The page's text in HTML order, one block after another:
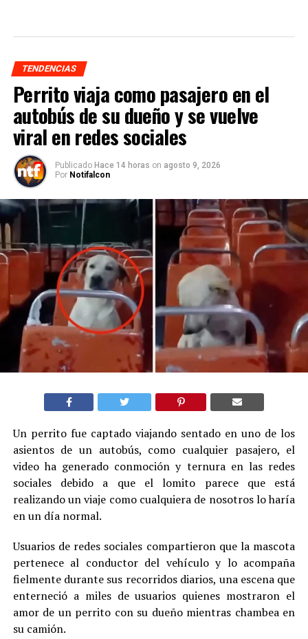
TENDENCIAS
Perrito viaja como pasajero en el
autobús de su dueño y se vuelve
viral en redes sociales
Publicado Hace 14 horas on agosto 9, 2026
Por Notifalcon
Un perrito fue captado viajando sentado en uno de los
asientos de un autobús, como cualquier pasajero, el
video ha generado conmoción y ternura en las redes
sociales debido a que el lomito parece que está
realizando un viaje como cualquiera de nosotros lo haría
en un día normal.
Usuarios de redes sociales compartieron que la mascota
pertenece al conductor del vehículo y lo acompaña
fielmente durante sus recorridos diarios, una escena que
enterneció a miles de usuarios quienes mostraron el
amor de un perrito con su dueño mientras chambea en
su camión.